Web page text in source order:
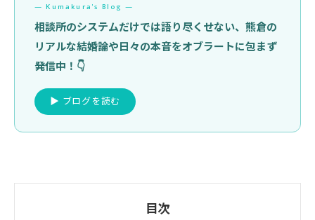
— Kumakura's Blog —
相談所のシステムだけでは語り尽くせない、熊倉の
リアルな結婚論や日々の本音をオブラートに包まず
発信中！👇
▶ ブログを読む
目次